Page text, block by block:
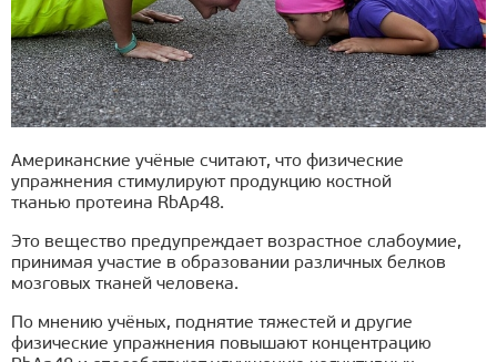
Американские учёные считают, что физические
упражнения стимулируют продукцию костной
тканью протеина RbAp48.
Это вещество предупреждает возрастное слабоумие,
принимая участие в образовании различных белков
мозговых тканей человека.
По мнению учёных, поднятие тяжестей и другие
физические упражнения повышают концентрацию